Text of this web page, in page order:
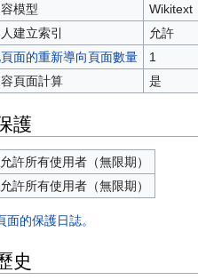
模型
Wikitext
建立索引
允許
面的重新導向頁面數量
1
頁面計算
是
護
允許所有使用者（無限期）
允許所有使用者（無限期）
面的保護日誌。
史